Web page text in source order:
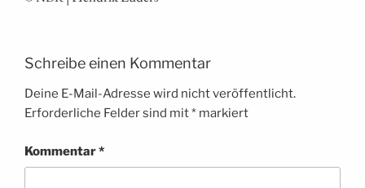
Schreibe einen Kommentar
Deine E-Mail-Adresse wird nicht veröffentlicht.
Erforderliche Felder sind mit* markiert
Kommentar*